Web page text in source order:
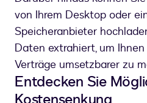
von Ihrem Desktop oder
Speicheranbieter
Daten extrahiert, um
Verträge umsetzbarer zu
Entdecken Sie